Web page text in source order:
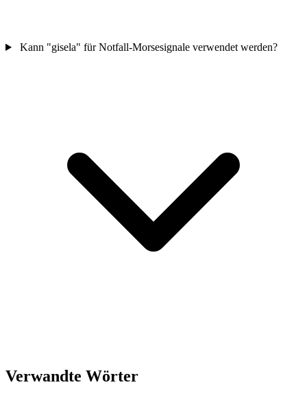
Kann "gisela" für Notfall-Morsesignale verwendet werden?
Verwandte Wörter